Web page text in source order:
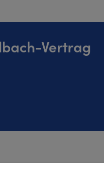
Vertrag